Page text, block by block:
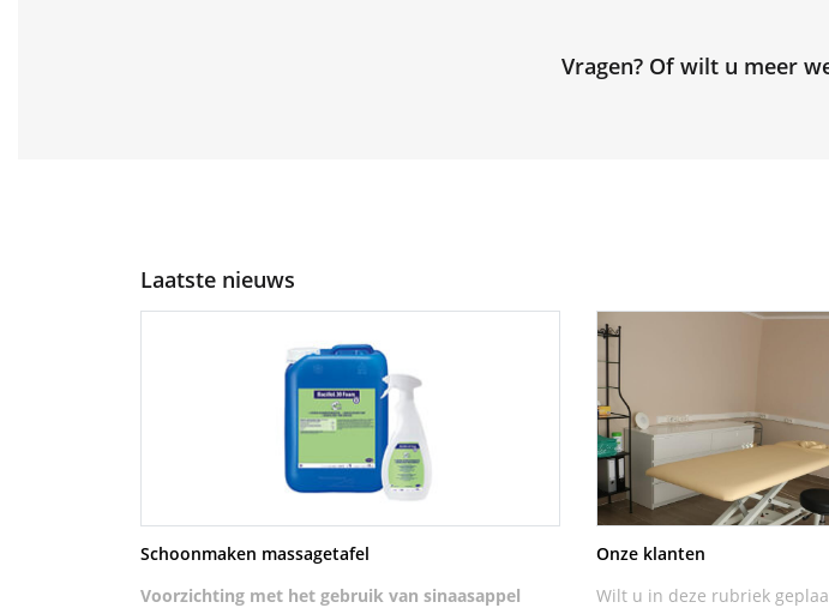
Vragen? Of wilt u meer
Laatste nieuws
Schoonmaken massagetafel
Voorzichting met het gebruik van sinaasappel
Onze klanten
Wilt u in deze rubriek